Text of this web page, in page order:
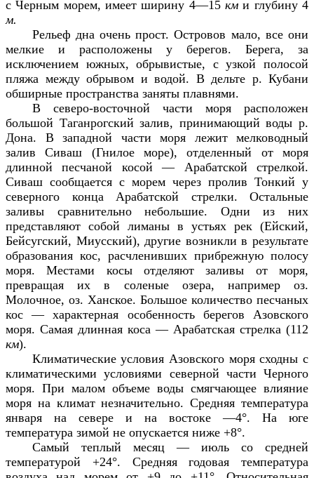
с Черным морем, имеет ширину 4—15 кми глубину 4
м.
Рельеф дна очень прост. Островов мало, все они
мелкие и расположены у берегов. Берега, за
исключением южных, обрывистые, с узкой полосой
пляжа между обрывом и водой. В дельте р. Кубани
обширные пространства заняты плавнями.
В северо-восточной части моря расположен
большой Таганрогский залив, принимающий воды р.
Дона. В западной части моря лежит мелководный
залив Сиваш (Гнилое море), отделенный от моря
длинной песчаной косой — Арабатской стрелкой.
Сиваш сообщается с морем через пролив Тонкий у
северного конца Арабатской стрелки. Остальные
заливы сравнительно небольшие. Одни из них
представляют собой лиманы в устьях рек (Ейский,
Бейсугский, Миусский), другие возникли в результате
образования кос, расчленивших прибрежную полосу
моря. Местами косы отделяют заливы от моря,
превращая их в соленые озера, например оз.
Молочное, оз. Ханское. Большое количество песчаных
кос — характерная особенность берегов Азовского
моря. Самая длинная коса — Арабатская стрелка (112
км).
Климатические условия Азовского моря сходны с
климатическими условиями северной части Черного
моря. При малом объеме воды смягчающее влияние
моря на климат незначительно. Средняя температура
января на севере и на востоке —4°. На юге
температура зимой не опускается ниже +8°.
Самый теплый месяц — июль со средней
температурой +24°. Средняя годовая температура